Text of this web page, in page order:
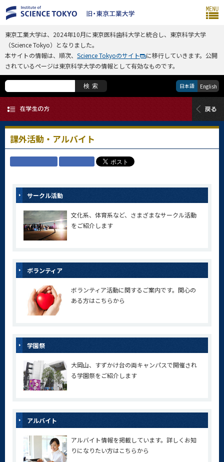
東京工業大学は、2024年10月に東京医科歯科大学と統合し、東京科学大学
（Science Tokyo）となりました。
本サイトの情報は、順次、 Science Tokyoのサイト
に移行していきます。公開
されているページは東京科学大学の情報として有効なものです。
検索 日本語 English
課外活動・アルバイト
サークル活動
文化系、体育系など、さまざまなサークル活動
をご紹介します
ボランティア
ボランティア活動に関するご案内です。関心の
ある方はこちらから
学園祭
大岡山、すずかけ台の両キャンパスで開催され
る学園祭をご紹介します
アルバイト
アルバイト情報を掲載しています。詳しくお知
りになりたい方はこちらから